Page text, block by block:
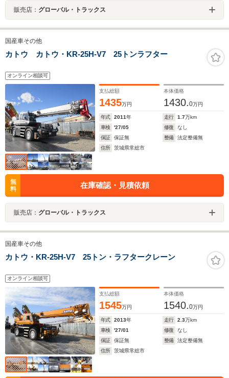
販売店： グローバル・トラックス
国産車その他
カトウ カトウ・KR-25H-V7 25トンラフター
オンライン相談可
支払総額
1435万円
本体価格
1430.0万円
年式 2011年 走行 1.7万km
車検
'27/05 修復
なし
保証
保証無 整備
法定整備無
住所
茨城県常総市
無
料
在庫確認・見積依頼
販売店： グローバル・トラックス
国産車その他
カトウ・KR-25H-V7 25トン・ラフタークレーン
オンライン相談可
支払総額
1545万円
本体価格
1540.0万円
年式 2013年 走行 2.3万km
車検
'27/01 修復
なし
保証
保証無 整備
法定整備無
住所
茨城県常総市